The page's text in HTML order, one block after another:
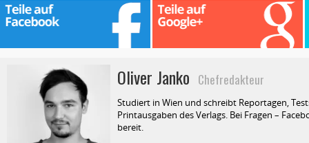
Oliver Janko Chefredakteur
Studiert in Wien und schreibt Reportagen,
Printausgaben des Verlags. Bei Fragen –
bereit.